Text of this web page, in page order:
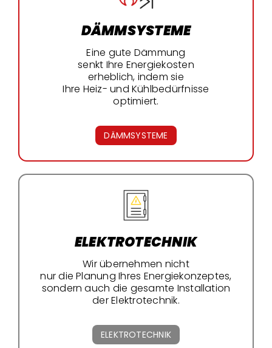
DÄMMSYSTEME
Eine gute Dämmung
senkt Ihre Energiekosten
erheblich, indem sie
Ihre Heiz- und Kühlbedürfnisse
optimiert.
DÄMMSYSTEME
ELEKTROTECHNIK
Wir übernehmen nicht
nur die Planung Ihres Energiekonzeptes,
sondern auch die gesamte Installation
der Elektrotechnik.
ELEKTROTECHNIK